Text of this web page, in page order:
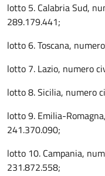
lotto 5. Calabria Sud,
289.179.441;
lotto 6. Toscana,
lotto 7. Lazio, numero
lotto 8. Sicilia, numero
lotto 9. Emilia-
241.370.090;
lotto 10. Campania,
231.872.558;